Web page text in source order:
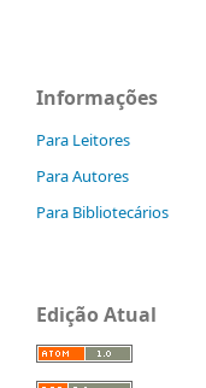
Informações
Para Leitores
Para Autores
Para Bibliotecários
Edição Atual